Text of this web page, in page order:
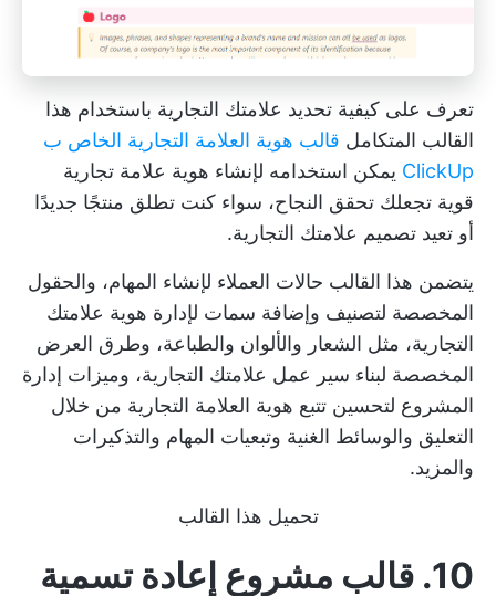
تعرف على كيفية تحديد علامتك التجارية باستخدام هذا
القالب المتكامل قالب هوية العلامة التجارية الخاص ب
ClickUp يمكن استخدامه لإنشاء هوية علامة تجارية
قوية تجعلك تحقق النجاح، سواء كنت تطلق منتجًا جديدًا
أو تعيد تصميم علامتك التجارية.
يتضمن هذا القالب حالات العملاء لإنشاء المهام، والحقول
المخصصة لتصنيف وإضافة سمات لإدارة هوية علامتك
التجارية، مثل الشعار والألوان والطباعة، وطرق العرض
المخصصة لبناء سير عمل علامتك التجارية، وميزات إدارة
المشروع لتحسين تتبع هوية العلامة التجارية من خلال
التعليق والوسائط الغنية وتبعيات المهام والتذكيرات
والمزيد.
تحميل هذا القالب
10. قالب مشروع إعادة تسمية